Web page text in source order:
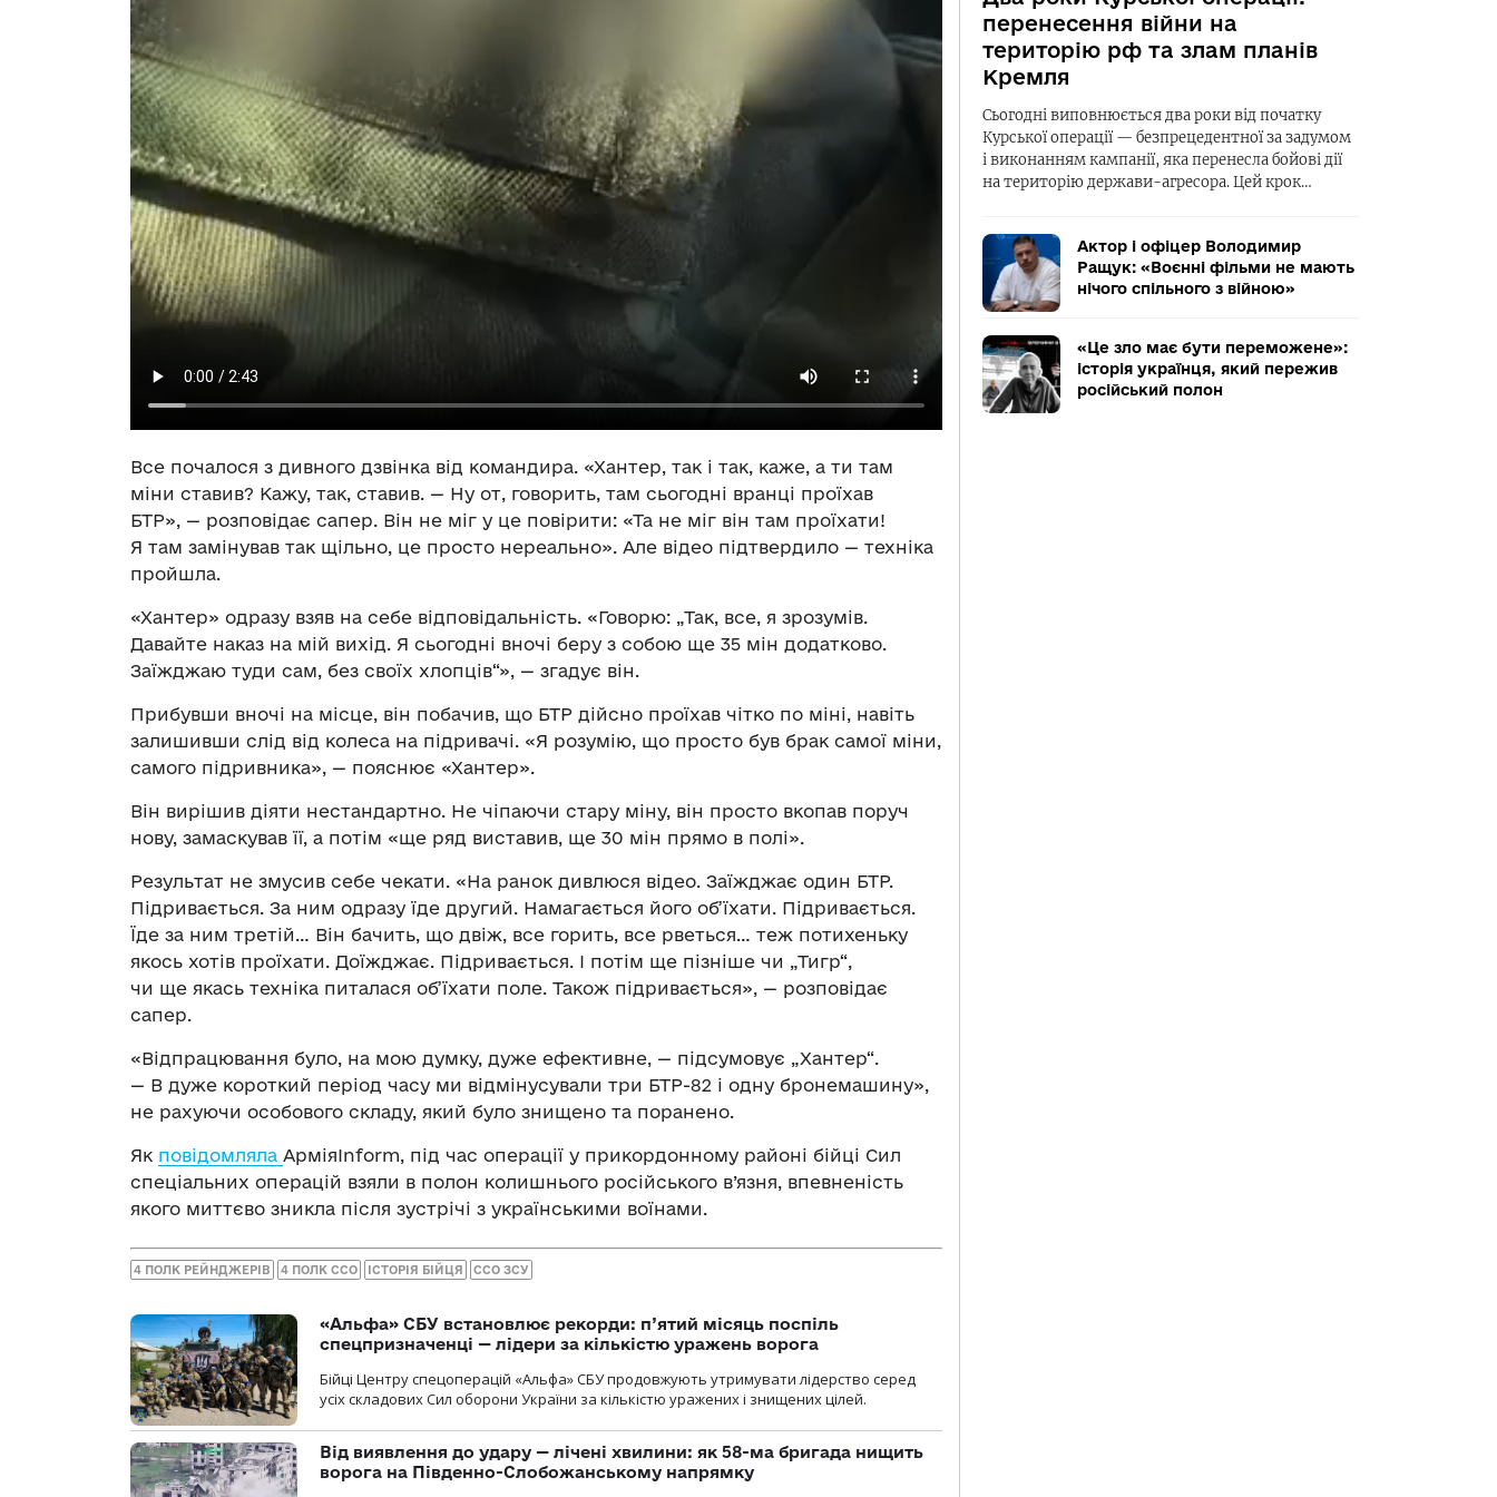
Все почалося з дивного дзвінка від командира. «Хантер, так і так, каже, а ти там
міни ставив? Кажу, так, ставив. — Ну от, говорить, там сьогодні вранці проїхав
БТР», — розповідає сапер. Він не міг у це повірити: «Та не міг він там проїхати!
Я там замінував так щільно, це просто нереально». Але відео підтвердило — техніка
пройшла.
«Хантер» одразу взяв на себе відповідальність. «Говорю: „Так, все, я зрозумів.
Давайте наказ на мій вихід. Я сьогодні вночі беру з собою ще 35 мін додатково.
Заїжджаю туди сам, без своїх хлопців“», — згадує він.
Прибувши вночі на місце, він побачив, що БТР дійсно проїхав чітко по міні, навіть
залишивши слід від колеса на підривачі. «Я розумію, що просто був брак самої міни,
самого підривника», — пояснює «Хантер».
Він вирішив діяти нестандартно. Не чіпаючи стару міну, він просто вкопав поруч
нову, замаскував її, а потім «ще ряд виставив, ще 30 мін прямо в полі».
Результат не змусив себе чекати. «На ранок дивлюся відео. Заїжджає один БТР.
Підривається. За ним одразу їде другий. Намагається його об’їхати. Підривається.
Їде за ним третій… Він бачить, що двіж, все горить, все рветься… теж потихеньку
якось хотів проїхати. Доїжджає. Підривається. І потім ще пізніше чи „Тигр“,
чи ще якась техніка питалася об’їхати поле. Також підривається», — розповідає
сапер.
«Відпрацювання було, на мою думку, дуже ефективне, — підсумовує „Хантер“.
— В дуже короткий період часу ми відмінусували три БТР-82 і одну бронемашину»,
не рахуючи особового складу, який було знищено та поранено.
Як повідомляла АрміяInform, під час операції у прикордонному районі бійці Сил
спеціальних операцій взяли в полон колишнього російського в’язня, впевненість
якого миттєво зникла після зустрічі з українськими воїнами.
4 ПОЛК РЕЙНДЖЕРІВ 4 ПОЛК ССО ІСТОРІЯ БІЙЦЯ ССО ЗСУ
«Альфа» СБУ встановлює рекорди: п’ятий місяць поспіль
спецпризначенці — лідери за кількістю уражень ворога
Бійці Центру спецоперацій «Альфа» СБУ продовжують утримувати лідерство серед
усіх складових Сил оборони України за кількістю уражених і знищених цілей.
Від виявлення до удару — лічені хвилини: як 58-ма бригада нищить
ворога на Південно-Слобожанському напрямку
перенесення війни на
територію рф та злам планів
Кремля
Сьогодні виповнюється два роки від початку
Курської операції — безпрецедентної за задумом
і виконанням кампанії, яка перенесла бойові дії
на територію держави-агресора. Цей крок…
Актор і офіцер Володимир
Ращук: «Воєнні фільми не мають
нічого спільного з війною»
«Це зло має бути переможене»:
історія українця, який пережив
російський полон